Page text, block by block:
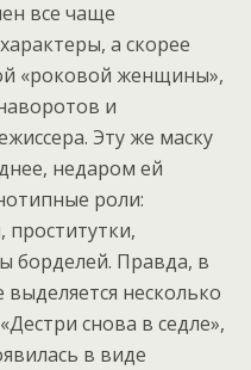
все чаще
а скорее
«роковой женщины»,
и
Эту же маску
недаром ей
роли:
проститутки,
борделей. Правда, в
несколько
снова в седле»,
в виде